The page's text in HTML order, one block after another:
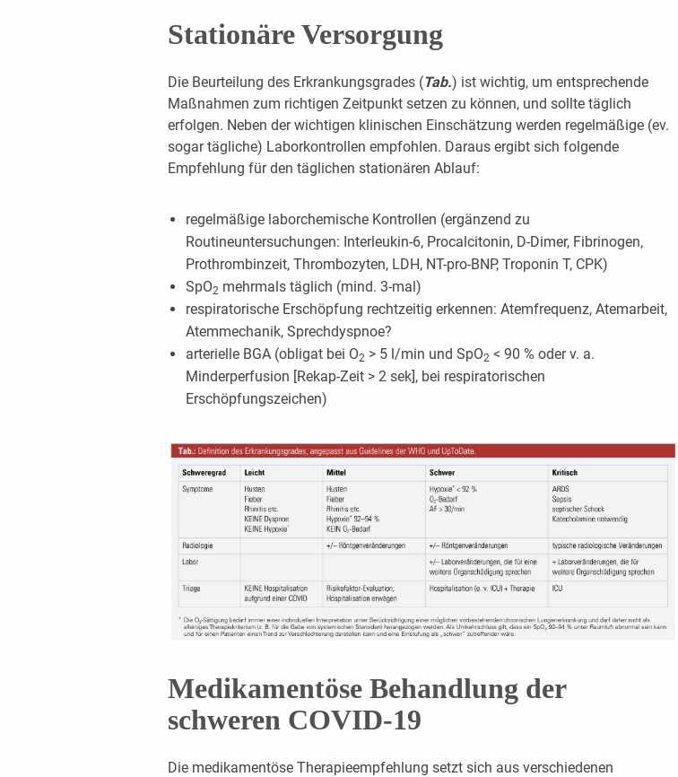
Stationäre Versorgung
Die Beurteilung des Erkrankungsgrades (Tab.) ist wichtig, um entsprechende
Maßnahmen zum richtigen Zeitpunkt setzen zu können, und sollte täglich
erfolgen. Neben der wichtigen klinischen Einschätzung werden regelmäßige (ev.
sogar tägliche) Laborkontrollen empfohlen. Daraus ergibt sich folgende
Empfehlung für den täglichen stationären Ablauf:
regelmäßige laborchemische Kontrollen (ergänzend zu
Routineuntersuchungen: Interleukin-6, Procalcitonin, D-Dimer, Fibrinogen,
Prothrombinzeit, Thrombozyten, LDH, NT-pro-BNP, Troponin T, CPK)
SpO2 mehrmals täglich (mind. 3-mal)
respiratorische Erschöpfung rechtzeitig erkennen: Atemfrequenz, Atemarbeit,
Atemmechanik, Sprechdyspnoe?
arterielle BGA (obligat bei O2 > 5 l/min und SpO2 < 90 % oder v. a.
Minderperfusion [Rekap-Zeit > 2 sek], bei respiratorischen
Erschöpfungszeichen)
Medikamentöse Behandlung der
schweren COVID-19
Die medikamentöse Therapieempfehlung setzt sich aus verschiedenen